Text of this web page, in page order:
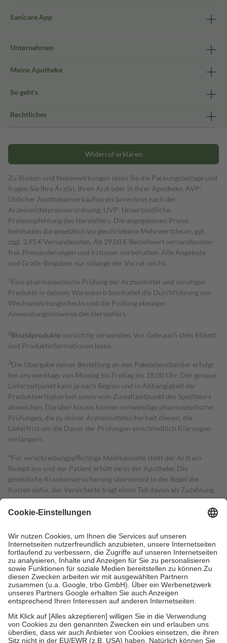
Sanicare App
Unternehmen
Meine Apotheke
So geht's
Rechtliches
Widerruf erklären
Zu Risiken und Nebenwirkungen lesen Sie die Packungsbeilage und
fragen Sie Ihre Ärztin, Ihren Arzt oder in Ihrer Apotheke. AVP:
Üblicher Apothekenverkaufspreis berechnet nach der
Arzneimittelpreisverordnung. UVP: Unverbindliche
Preisempfehlung des Herstellers. Die angegebenen Preise
beinhalten die gesetzlich vorgeschriebene Mehrwertsteuer, ggf.
zzgl. 3,95 € Versandkosten. Ab 29,00 € Bestell­wert versand­kosten­
frei. Preisänderungen und Irrtümer vorbehalten. Alle Angebote
und Gratis-Beigaben nur solange der Vorrat reicht.
1 Eine pharmazeutische Prüfung der Arzneimittel und sonstigen
Produkte in deinem Warenkorb beinhaltet die Durchführung von
Wechselwirkungschecks und die Prüfung etwaiger
Anwendungshinweise des Herstellers.
2Biozidproduktevorsichtig verwenden. Vor Gebrauch stets Etikett
und Produktinformationen lesen.
3Die Übergabe deiner Bestellung an den Paketdienstleister erfolgt
bei uns werktags von Montag bis Freitag bis 18:00 Uhr. Der genaue
Lieferzeitpunkt kann je nach Region und in Abhängigkeit der
Produktverfügbarkeit sowie vom Zustellzeitpunkt des Spediteurs
abweichen. Darüber hinaus können notwendige pharmazeutische
Prüfungen, die zu deiner Arzneimittelsicherheit dienen, die
Lieferfrist um die Dauer der Prüfungen einschließlich Klärungen
verlängern.
4Für verschreibungspflichtige Medikamente stellt der Arzt ein
Rezept aus und der Patient erhält sie in der Apotheke. Die
gesetzliche Krankenversicherung übernimmt in der Regel die
Kosten dafür, der Versicherte trägt einen Teil davon als Zuzahlung
mit.
Grundsätzlich leisten Mitglieder Zuzahlungen in Höhe von zehn
höchstens zehn Euro.
Es sind jedoch nie mehr als die tatsächlichen
Kosten der Leistung zu entrichten.
Diese Regeln gelten grundsätzlich auch für Online-Apotheken.
Bei Heilmitteln und häuslicher Krankenpflege beträgt die
Zuzahlung zehn Prozent der Kosten sowie zehn Euro je
Verordnung.
Um das Engagement der Versicherten für ihre eigene Gesundheit zu
stärken und die besondere Stellung der Familie zu unterstützen,
fallenkeine Zuzahlungenan bei:
• Kindern und Jugendlichen bis zum vollendeten 18. Lebensjahr
mit Ausnahme der Fahrkosten